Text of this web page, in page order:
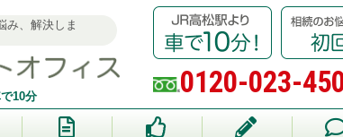
み、解決しま
10分 0120-023-